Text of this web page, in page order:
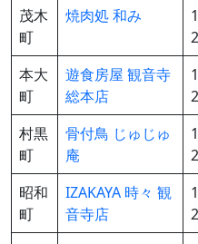
茂木
町
焼肉処 和み
本大
町
遊食房屋 観音寺
総本店
村黒
町
骨付鳥 じゅじゅ
庵
昭和
町
IZAKAYA 時々 観
音寺店